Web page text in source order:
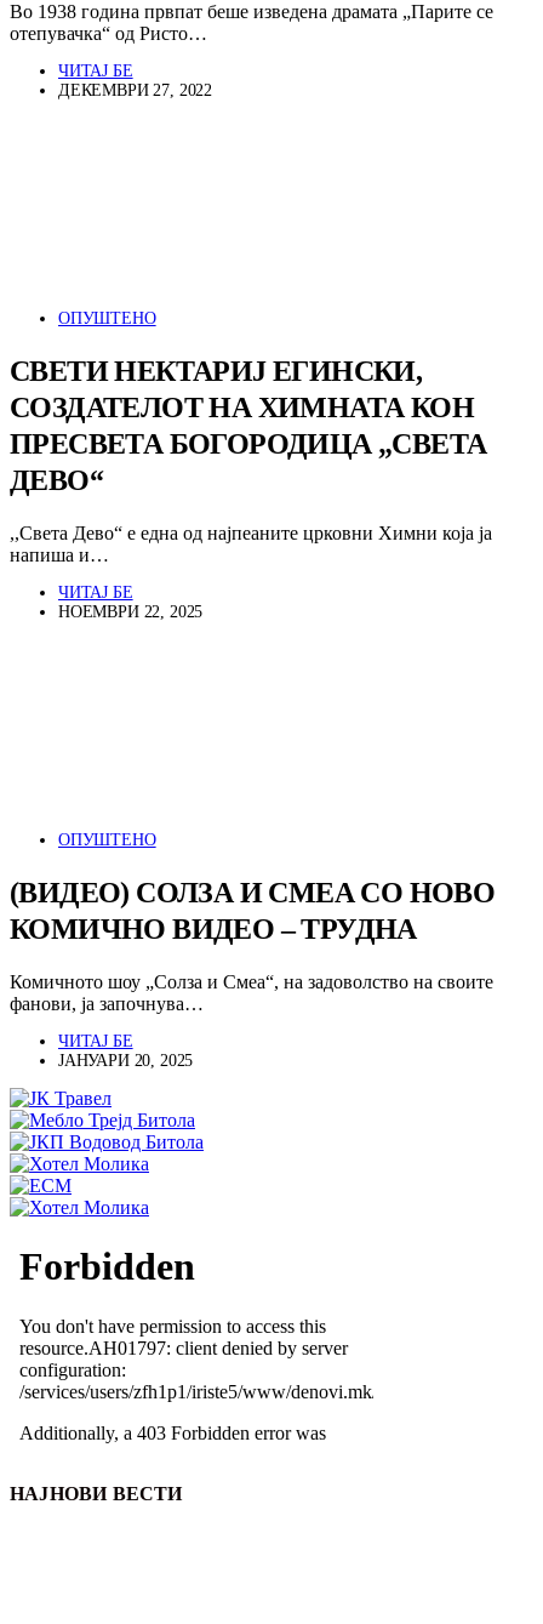
Во 1938 година првпат беше изведена драмата „Парите се
отепувачка“ од Ристо…
ЧИТАЈ БЕ
ДЕКЕМВРИ 27, 2022
ОПУШТЕНО
СВЕТИ НЕКТАРИЈ ЕГИНСКИ,
СОЗДАТЕЛОТ НА ХИМНАТА КОН
ПРЕСВЕТА БОГОРОДИЦА „СВЕТА
ДЕВО“
,,Света Дево“ е една од најпеаните црковни Химни која ја
напиша и…
ЧИТАЈ БЕ
НОЕМВРИ 22, 2025
ОПУШТЕНО
(ВИДЕО) СОЛЗА И СМЕА СО НОВО
КОМИЧНО ВИДЕО – ТРУДНА
Комичното шоу „Солза и Смеа“, на задоволство на своите
фанови, ја започнува…
ЧИТАЈ БЕ
ЈАНУАРИ 20, 2025
НАЈНОВИ ВЕСТИ